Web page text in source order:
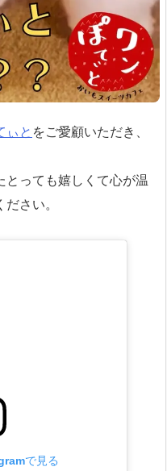
ぃと をご愛顧いただき、
っても嬉しくて心が温
さい。
で見る